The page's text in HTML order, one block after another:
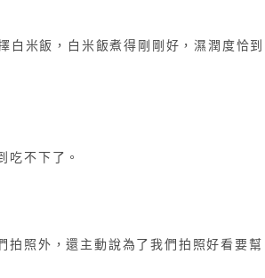
米飯，白米飯煮得剛剛好，濕潤度恰到
吃不下了。
拍照外，還主動說為了我們拍照好看要幫